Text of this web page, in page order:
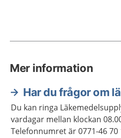
Mer information
Har du frågor om
Du kan ringa
vardagar mellan klockan
Telefonnumret är 0771-46 70